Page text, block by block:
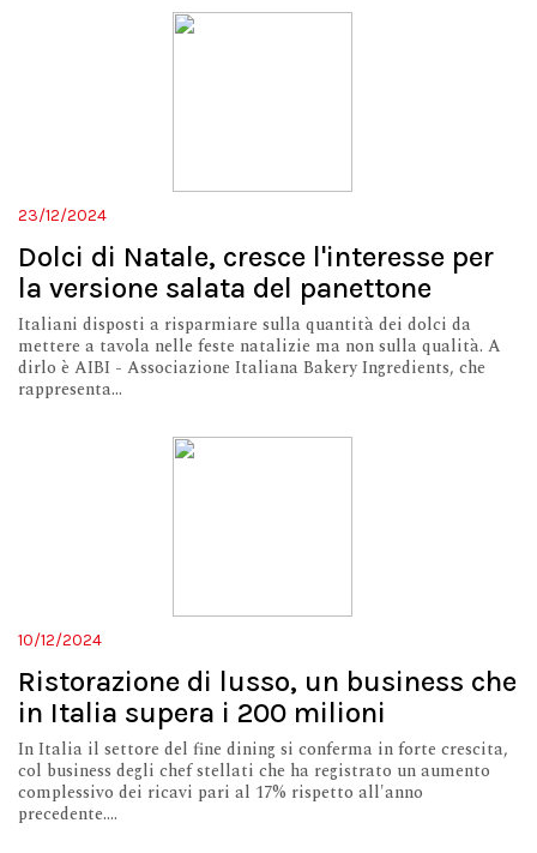
23/12/2024
Dolci di Natale, cresce l'interesse per
la versione salata del panettone
Italiani disposti a risparmiare sulla quantità dei dolci da
mettere a tavola nelle feste natalizie ma non sulla qualità. A
dirlo è AIBI - Associazione Italiana Bakery Ingredients, che
rappresenta...
10/12/2024
Ristorazione di lusso, un business che
in Italia supera i 200 milioni
In Italia il settore del fine dining si conferma in forte crescita,
col business degli chef stellati che ha registrato un aumento
complessivo dei ricavi pari al 17% rispetto all'anno
precedente....